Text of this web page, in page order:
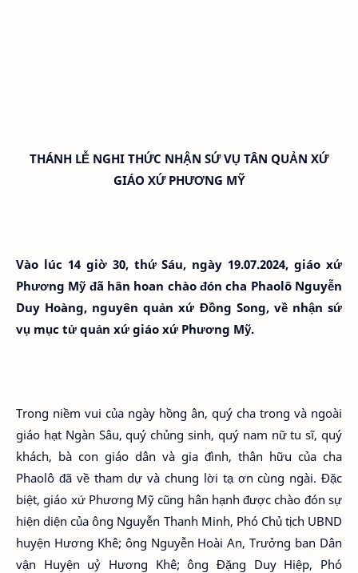
THÁNH LỄ NGHI THỨC NHẬN SỨ VỤ TÂN QUẢN XỨ
GIÁO XỨ PHƯƠNG MỸ
Vào lúc 14 giờ 30, thứ Sáu, ngày 19.07.2024, giáo xứ
Phương Mỹ đã hân hoan chào đón cha Phaolô Nguyễn
Duy Hoàng, nguyên quản xứ Đồng Song, về nhận sứ
vụ mục tử quản xứ giáo xứ Phương Mỹ.
Trong niềm vui của ngày hồng ân, quý cha trong và ngoài
giáo hạt Ngàn Sâu, quý chủng sinh, quý nam nữ tu sĩ, quý
khách, bà con giáo dân và gia đình, thân hữu của cha
Phaolô đã về tham dự và chung lời tạ ơn cùng ngài. Đặc
biệt, giáo xứ Phương Mỹ cũng hân hạnh được chào đón sự
hiện diện của ông Nguyễn Thanh Minh, Phó Chủ tịch UBND
huyện Hương Khê; ông Nguyễn Hoài An, Trưởng ban Dân
vận Huyện uỷ Hương Khê; ông Đặng Duy Hiệp, Phó